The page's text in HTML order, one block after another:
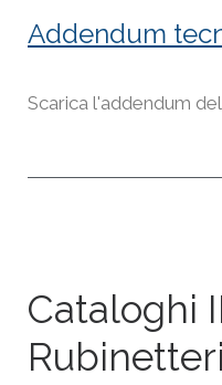
Addendum
Scarica l'addendum
Cataloghi